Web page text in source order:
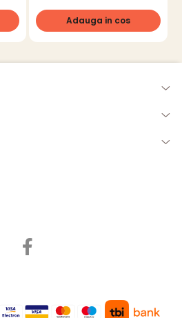
Adauga in cos